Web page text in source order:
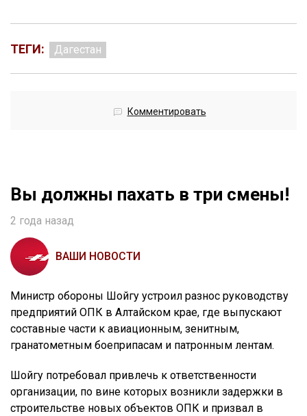
ТЕГИ: Дагестан
Комментировать
Вы должны пахать в три смены!
2 года назад
ВАШИ НОВОСТИ
Министр обороны Шойгу устроил разнос руководству
предприятий ОПК в Алтайском крае, где выпускают
составные части к авиационным, зенитным,
гранатометным боеприпасам и патронным лентам.
Шойгу потребовал привлечь к ответственности
организации, по вине которых возникли задержки в
строительстве новых объектов ОПК и призвал в